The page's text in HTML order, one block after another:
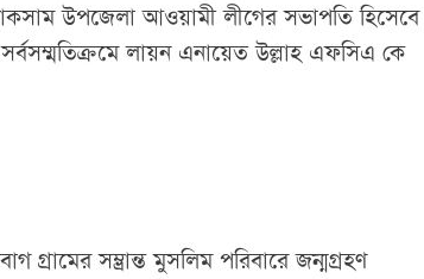
উপজেলা আওয়ামী লীগের সভাপতি হিসেবে
সর্বসম্মতিক্রমে লায়ন এনায়েত উল্লাহ এফসিএ কে
সম্ভ্রান্ত মুসলিম পরিবারে জন্মগ্রহণ